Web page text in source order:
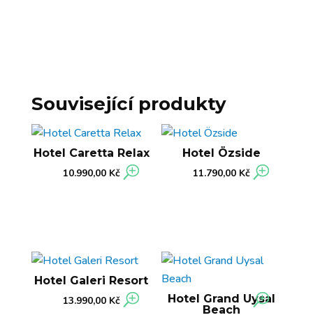
Související produkty
Hotel Caretta Relax
10.990,00 Kč
Hotel Özside
11.790,00 Kč
Hotel Galeri Resort
13.990,00 Kč
Hotel Grand Uysal
Beach